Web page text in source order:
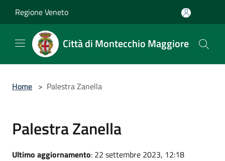
Regione Veneto
Città di Montecchio Maggiore
Home > Palestra Zanella
Palestra Zanella
Ultimo aggiornamento: 22 settembre 2023, 12:18